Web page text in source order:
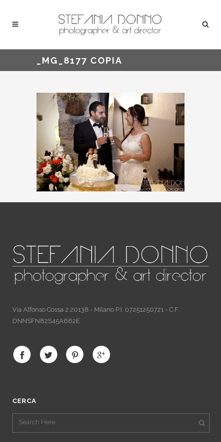
_MG_8177 COPIA
Via Alfonso Cossa 2 20138 - Milano P.I. 07251250721 - C.F.
DNNSFN82S45A662E
CERCA